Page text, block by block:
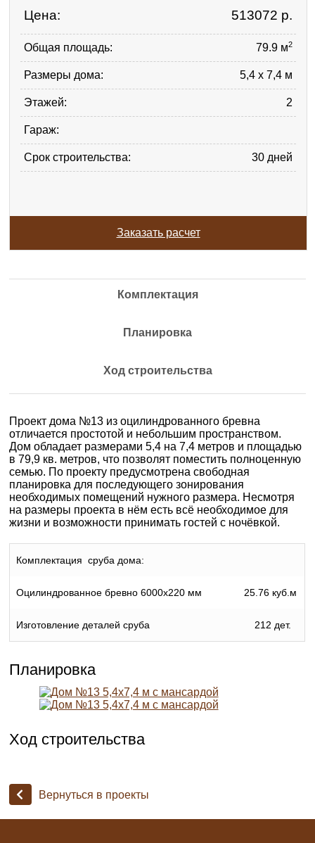
Цена: 513072 р.
Общая площадь: 79.9 м2
Размеры дома: 5,4 х 7,4 м
Этажей: 2
Гараж:
Срок строительства: 30 дней
Заказать расчет
Комплектация
Планировка
Ход строительства
Проект дома №13 из оцилиндрованного бревна
отличается простотой и небольшим пространством.
Дом обладает размерами 5,4 на 7,4 метров и площадью
в 79,9 кв. метров, что позволят поместить полноценную
семью. По проекту предусмотрена свободная
планировка для последующего зонирования
необходимых помещений нужного размера. Несмотря
на размеры проекта в нём есть всё необходимое для
жизни и возможности принимать гостей с ночёвкой.
Комплектация сруба дома:
Оцилиндрованное бревно 6000х220 мм 25.76 куб.м
Изготовление деталей сруба 212 дет.
Планировка
Ход строительства
Вернуться в проекты